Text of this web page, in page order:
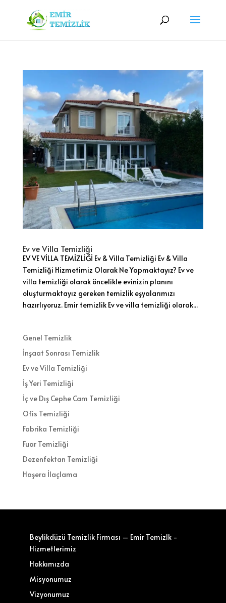
Ev ve Villa Temizliği
EV VE VİLLA TEMİZLİĞİ Ev & Villa Temizliği Ev & Villa
Temizliği Hizmetimiz Olarak Ne Yapmaktayız? Ev ve
villa temizliği olarak öncelikle evinizin planını
oluşturmaktayız gereken temizlik eşyalarımızı
hazırlıyoruz. Emir temizlik Ev ve villa temizliği olarak...
Genel Temizlik
İnşaat Sonrası Temizlik
Ev ve Villa Temizliği
İş Yeri Temizliği
İç ve Dış Cephe Cam Temizliği
Ofis Temizliği
Fabrika Temizliği
Fuar Temizliği
Dezenfektan Temizliği
Haşera İlaçlama
Beylikdüzü Temizlik Firması – Emir Temizlk -
Hizmetlerimiz
Hakkımızda
Misyonumuz
Vizyonumuz